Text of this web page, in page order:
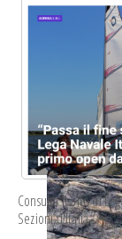
whatsapp
Consulta il Sito di
Sezioni d'Italia